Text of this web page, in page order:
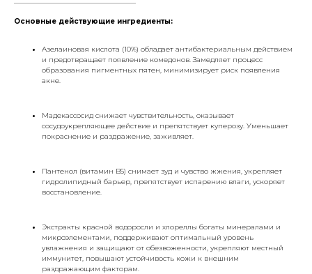
Основные действующие ингредиенты:
Азелаиновая кислота (10%) обладает антибактериальным действием
и предотвращает появление комедонов. Замедляет процесс
образования пигментных пятен, минимизирует риск появления
акне.
Мадекассосид снижает чувствительность, оказывает
сосудоукрепляющее действие и препятствует куперозу. Уменьшает
покраснение и раздражение, заживляет.
Пантенол (витамин B5) снимает зуд и чувство жжения, укрепляет
гидролипидный барьер, препятствует испарению влаги, ускоряет
восстановление.
Экстракты красной водоросли и хлореллы богаты минералами и
микроэлементами, поддерживают оптимальный уровень
увлажнения и защищают от обезвоженности, укрепляют местный
иммунитет, повышают устойчивость кожи к внешним
раздражающим факторам.